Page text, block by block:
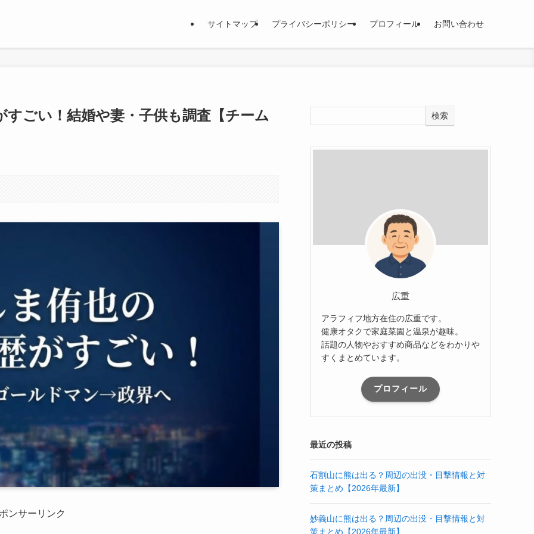
サイトマップ プライバシーポリシー プロフィール お問い合わせ
ごい！結婚や妻・子供も調査【チーム
ンサーリンク
検索
広重
アラフィフ地方在住の広重です。
健康オタクで家庭菜園と温泉が趣味。
話題の人物やおすすめ商品などをわかりや
すくまとめています。
プロフィール
最近の投稿
石割山に熊は出る？周辺の出没・目撃情報と対
策まとめ【2026年最新】
妙義山に熊は出る？周辺の出没・目撃情報と対
策まとめ【2026年最新】